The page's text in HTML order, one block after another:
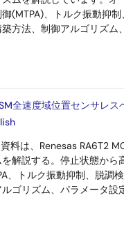
(MTPA)、トルク振動抑
方法、制御アルゴリズム
全速度域位置センサレス
料は、Renesas RA6T2
解説する。停止状態か
、トルク振動抑制、脱調
ゴリズム、パラメータ設